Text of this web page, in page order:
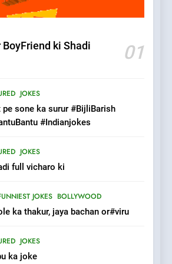
ki Shadi 01
JOKES
pe sone ka surur #BijliBarish
#Indianjokes
JOKES
full vicharo ki
JOKES BOLLYWOOD
ka thakur, jaya bachan or#viru
JOKES
ka joke
Patni ka Khatarnaak shak !
Mera Naam Main Tera Naam
Tu Batao..
FEATURED JOKES
The Judge & drunkard joke
MISCELLANEOUS JOKES
#GirlFriend or BoyFriend ki
Shadi